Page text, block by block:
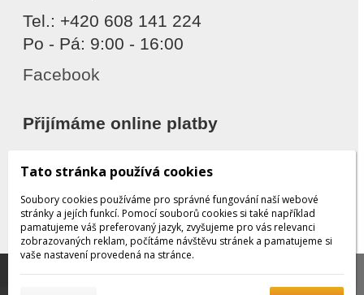
Tel.: +420 608 141 224
Po - Pá: 9:00 - 16:00
Facebook
Přijímáme online platby
Děkujeme za důvěru
pomáhají poskytovat služby. Používáním našich služeb
Tato stránka používá cookies
Soubory cookies používáme pro správné fungování naší webové
stránky a jejích funkcí. Pomocí souborů cookies si také například
pamatujeme váš preferovaný jazyk, zvyšujeme pro vás relevanci
zobrazovaných reklam, počítáme návštěvu stránek a pamatujeme si
vaše nastavení provedená na stránce.